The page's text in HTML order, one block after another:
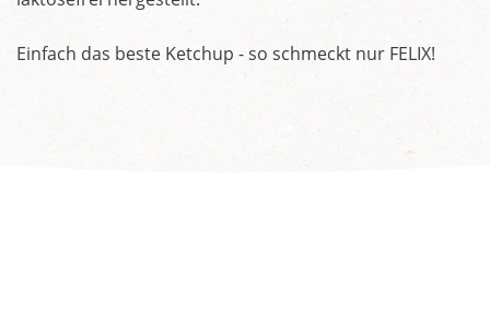
Einfach das beste Ketchup - so schmeckt nur FELIX!